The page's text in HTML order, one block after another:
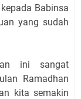
Babinsa
yang sudah
ini sangat
Ramadhan
kita semakin